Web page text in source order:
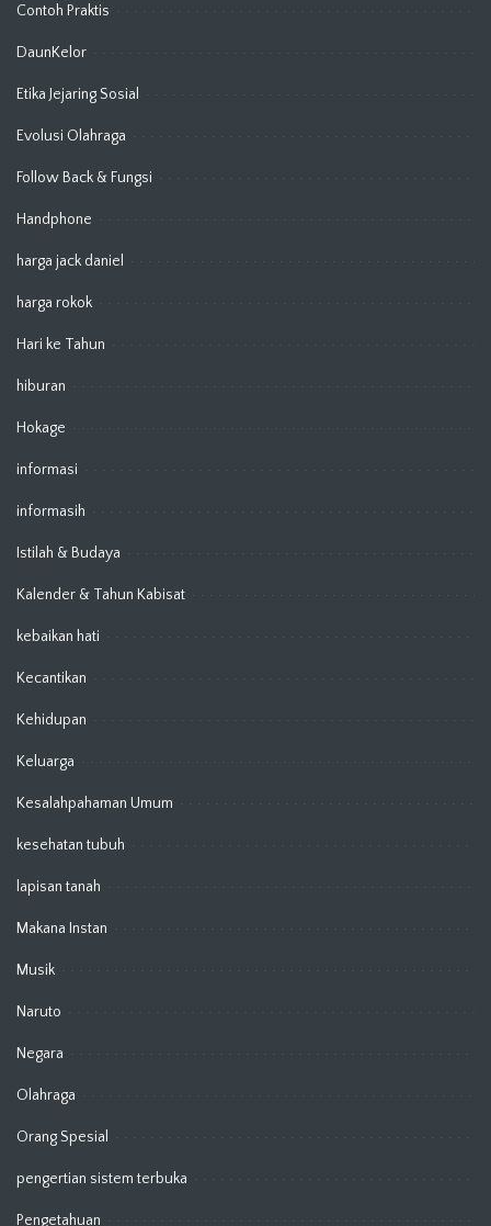
Contoh Praktis
DaunKelor
Etika Jejaring Sosial
Evolusi Olahraga
Follow Back & Fungsi
Handphone
harga jack daniel
harga rokok
Hari ke Tahun
hiburan
Hokage
informasi
informasih
Istilah & Budaya
Kalender & Tahun Kabisat
kebaikan hati
Kecantikan
Kehidupan
Keluarga
Kesalahpahaman Umum
kesehatan tubuh
lapisan tanah
Makana Instan
Musik
Naruto
Negara
Olahraga
Orang Spesial
pengertian sistem terbuka
Pengetahuan